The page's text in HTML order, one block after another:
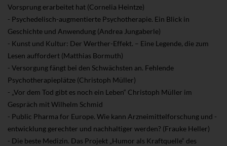
Vorsprung erarbeitet hat (Cornelia Heintze)
- Psychedelisch-augmentierte Psychotherapie. Ein Blick in
Geschichte und Anwendung (Andrea Jungaberle)
- Kunst und Kultur: Der Werther-Effekt. – Eine Legende, die zum
Lesen auffordert (Matthias Bormuth)
- Versorgung fängt bei den Schwächsten an. Fehlende
Psychotherapieplätze (Christoph Müller)
- „Vor dem Tod gibt es noch ein Leben“ Christoph Müller im
Gespräch mit Wilhelm Schmid
- Public Pharma for Europe. Wie kann Arzneimittelforschung und -
entwicklung gerechter und nachhaltiger werden? (Frauke Heller)
- Die beste Medizin. Das Projekt „Humor als Kraftquelle“ des